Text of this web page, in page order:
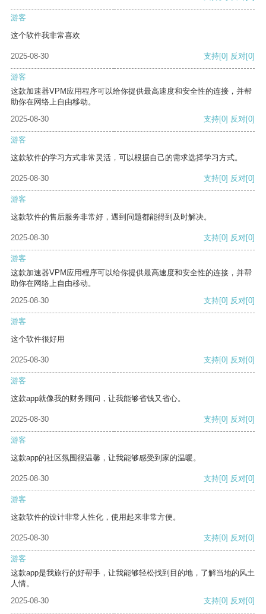
游客
这个软件我非常喜欢
2025-08-30 支持[0] 反对[0]
游客
这款加速器VPM应用程序可以给你提供最高速度和安全性的连接，并帮
助你在网络上自由移动。
2025-08-30
支持[0] 反对[0]
游客
这款软件的学习方式非常灵活，可以根据自己的需求选择学习方式。
2025-08-30 支持[0] 反对[0]
游客
这款软件的售后服务非常好，遇到问题都能得到及时解决。
2025-08-30 支持[0] 反对[0]
游客
这款加速器VPM应用程序可以给你提供最高速度和安全性的连接，并帮
助你在网络上自由移动。
2025-08-30
支持[0] 反对[0]
游客
这个软件很好用
2025-08-30 支持[0] 反对[0]
游客
这款app就像我的财务顾问，让我能够省钱又省心。
2025-08-30 支持[0] 反对[0]
游客
这款app的社区氛围很温馨，让我能够感受到家的温暖。
2025-08-30 支持[0] 反对[0]
游客
这款软件的设计非常人性化，使用起来非常方便。
2025-08-30 支持[0] 反对[0]
游客
这款app是我旅行的好帮手，让我能够轻松找到目的地，了解当地的风土
人情。
2025-08-30
支持[0] 反对[0]